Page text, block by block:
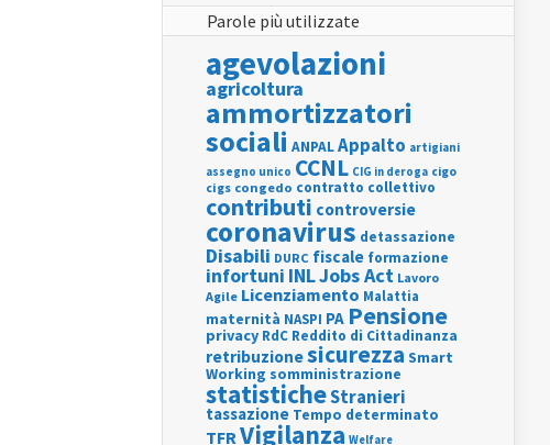
Parole più utilizzate
agevolazioni
agricoltura
ammortizzatori
sociali ANPALAppalto artigiani
assegno unico CCNL CIG in deroga cigo
cigs congedo contratto collettivo
contributi controversie
coronavirus detassazione
Disabili DURC fiscale formazione
infortuni INLJobs Act Lavoro
Agile Licenziamento Malattia
maternità NASPI PA Pensione
privacy RdC Reddito di Cittadinanza
retribuzionesicurezza Smart
Working somministrazione
statisticheStranieri
tassazione Tempo determinato
TFRVigilanza Welfare